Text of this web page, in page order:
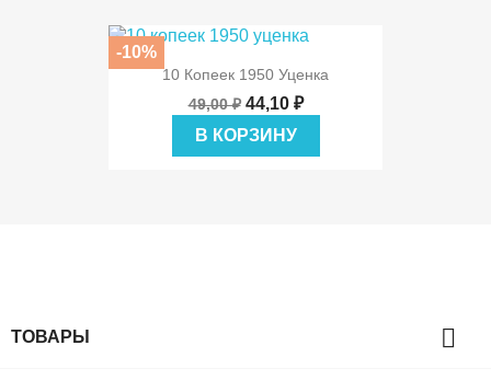
10 Копеек 1950 Уценка
49,00 ₽ 44,10 ₽
В КОРЗИНУ
-10%
ТОВАРЫ
